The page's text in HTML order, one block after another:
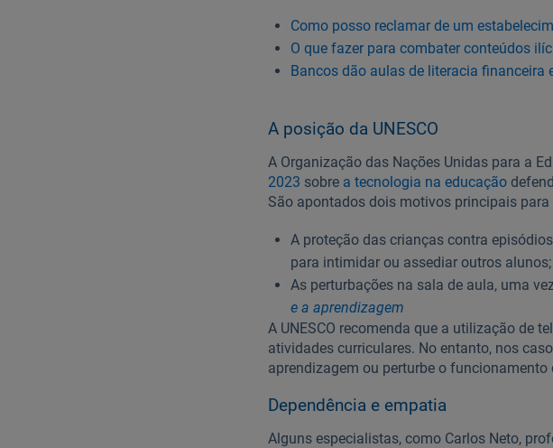
Como posso reclamar de um
O que fazer para combater conteúdos
Bancos dão aulas de literacia financeira
A posição da UNESCO
A Organização das Nações Unidas para a
2023 sobre a tecnologia na educação
São apontados dois motivos principais para
A proteção das crianças contra
para intimidar ou assediar outros alunos;
As perturbações na sala de aula, uma
e a aprendizagem
A UNESCO recomenda que a utilização de
atividades curriculares. No entanto, nos
aprendizagem ou perturbe o
Dependência e empatia
Alguns especialistas, como Carlos Neto,